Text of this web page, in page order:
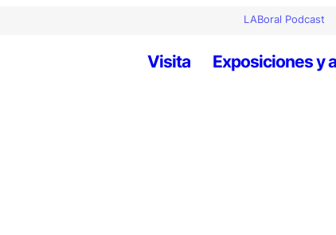
LABoral Podcast
Visita Exposiciones y